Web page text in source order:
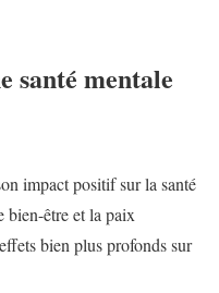
santé mentale
impact positif sur la santé
bien-être et la paix
bien plus profonds sur